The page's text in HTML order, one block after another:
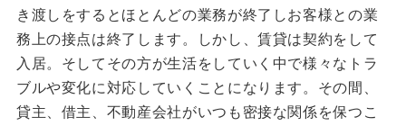
き渡しをするとほとんどの業務が終了しお客様との業
務上の接点は終了します。しかし、賃貸は契約をして
入居。そしてその方が生活をしていく中で様々なトラ
ブルや変化に対応していくことになります。その間、
貸主、借主、不動産会社がいつも密接な関係を保つこ